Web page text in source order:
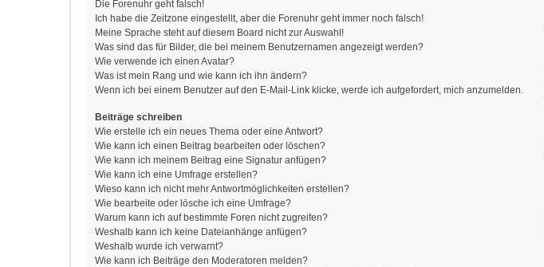
Die Forenuhr geht falsch!
Ich habe die Zeitzone eingestellt, aber die Forenuhr geht immer noch falsch!
Meine Sprache steht auf diesem Board nicht zur Auswahl!
Was sind das für Bilder, die bei meinem Benutzernamen angezeigt werden?
Wie verwende ich einen Avatar?
Was ist mein Rang und wie kann ich ihn ändern?
Wenn ich bei einem Benutzer auf den E-Mail-Link klicke, werde ich aufgefordert, mich anzumelden.
Beiträge schreiben
Wie erstelle ich ein neues Thema oder eine Antwort?
Wie kann ich einen Beitrag bearbeiten oder löschen?
Wie kann ich meinem Beitrag eine Signatur anfügen?
Wie kann ich eine Umfrage erstellen?
Wieso kann ich nicht mehr Antwortmöglichkeiten erstellen?
Wie bearbeite oder lösche ich eine Umfrage?
Warum kann ich auf bestimmte Foren nicht zugreifen?
Weshalb kann ich keine Dateianhänge anfügen?
Weshalb wurde ich verwarnt?
Wie kann ich Beiträge den Moderatoren melden?